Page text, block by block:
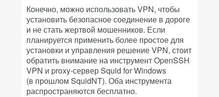
Конечно, можно использовать VPN, чтобы
установить безопасное соединение в дороге
и не стать жертвой мошенников. Если
планируется применить более простое для
установки и управления решение VPN, стоит
обратить внимание на инструмент OpenSSH
VPN и proxy-сервер Squid for Windows
(в прошлом SquidNT). Оба инструмента
распространяются бесплатно.